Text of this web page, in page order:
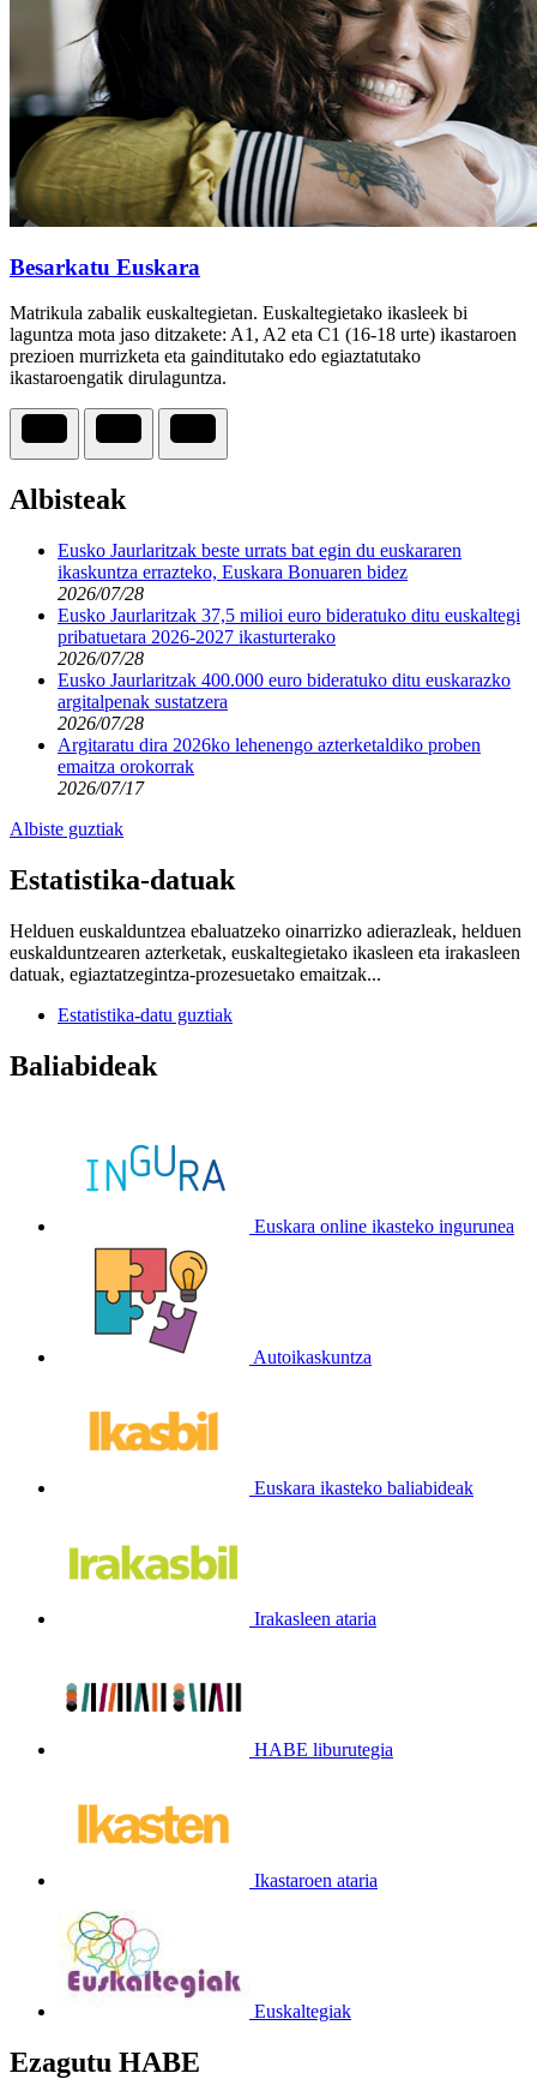
Besarkatu Euskara
Matrikula zabalik euskaltegietan. Euskaltegietako ikasleek bi
laguntza mota jaso ditzakete: A1, A2 eta C1 (16-18 urte) ikastaroen
prezioen murrizketa eta gainditutako edo egiaztatutako
ikastaroengatik dirulaguntza.
Albisteak
Eusko Jaurlaritzak beste urrats bat egin du euskararen
ikaskuntza errazteko, Euskara Bonuaren bidez
2026/07/28
Eusko Jaurlaritzak 37,5 milioi euro bideratuko ditu euskaltegi
pribatuetara 2026-2027 ikasturterako
2026/07/28
Eusko Jaurlaritzak 400.000 euro bideratuko ditu euskarazko
argitalpenak sustatzera
2026/07/28
Argitaratu dira 2026ko lehenengo azterketaldiko proben
emaitza orokorrak
2026/07/17
Albiste guztiak
Estatistika-datuak
Helduen euskalduntzea ebaluatzeko oinarrizko adierazleak, helduen
euskalduntzearen azterketak, euskaltegietako ikasleen eta irakasleen
datuak, egiaztatzegintza-prozesuetako emaitzak...
Estatistika-datu guztiak
Baliabideak
Euskara online ikasteko ingurunea
Autoikaskuntza
Euskara ikasteko baliabideak
Irakasleen ataria
HABE liburutegia
Ikastaroen ataria
Euskaltegiak
Ezagutu HABE